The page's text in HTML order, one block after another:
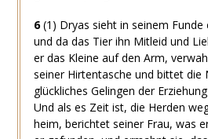
6 (1) Dryas sieht in seinem
und da das Tier ihn Mitleid und
er das Kleine auf den Arm,
seiner Hirtentasche und bittet die
glückliches Gelingen der
Und als es Zeit ist, die Herden
heim, berichtet seiner Frau, was